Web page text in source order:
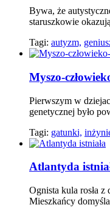
Bywa, że
staruszkowie
Tagi: autyzm,
Myszo-
Pierwszym w
genetycznej było
Tagi: gatunki,
Atlantyda
Ognista kula rosła
Mieszkańcy